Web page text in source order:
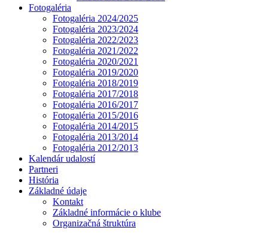
Fotogaléria
Fotogaléria 2024/2025
Fotogaléria 2023/2024
Fotogaléria 2022/2023
Fotogaléria 2021/2022
Fotogaléria 2020/2021
Fotogaléria 2019/2020
Fotogaléria 2018/2019
Fotogaléria 2017/2018
Fotogaléria 2016/2017
Fotogaléria 2015/2016
Fotogaléria 2014/2015
Fotogaléria 2013/2014
Fotogaléria 2012/2013
Kalendár udalostí
Partneri
História
Základné údaje
Kontakt
Základné informácie o klube
Organizačná štruktúra